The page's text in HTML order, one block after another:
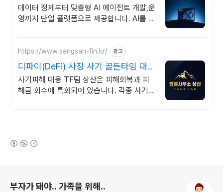
이전트 구현
데이터 정제부터 맞춤형 AI 에이전트 개발,운
영까지 단일 플랫폼으로 제공합니다. AI를 지
https://www.sangsan-fin.kr/ 광고
디파이(DeFi) 사칭 사기 골든타임 대
응
사기피해 대응 TF팀 상산은 피해회복과 피
해금 회수에 특화되어 있습니다. 각종 사기
부자가 돼야.. 가족을 위해..